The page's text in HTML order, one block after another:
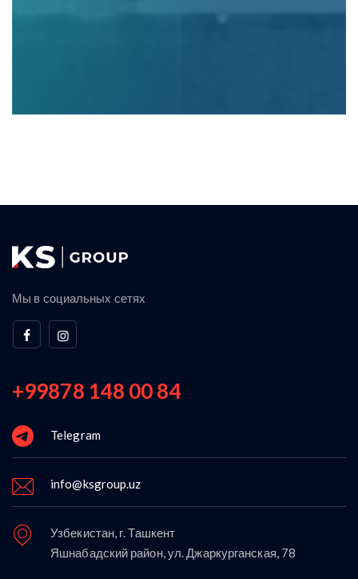
Мы в социальных сетях
+99878 148 00 84
Telegram
info@ksgroup.uz
Узбекистан, г. Ташкент
Яшнабадский район, ул. Джаркурганская, 78